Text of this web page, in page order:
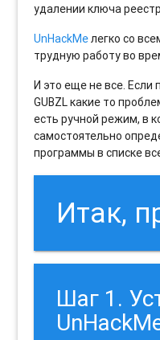
удалении ключа
UnHackMeлегко со
трудную работу во
И это еще не все. Если
GUBZL какие то
есть ручной режим, в
самостоятельно
программы в списке
Итак,
Шаг 1.